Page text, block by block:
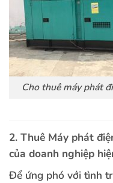
Cho thuê máy phát
2. Thuê Máy phát
của doanh nghiệp
Để ứng phó với tình